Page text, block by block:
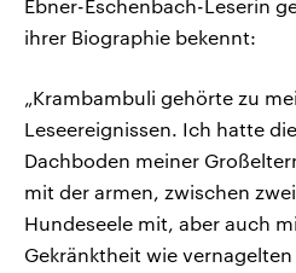
Ebner-Eschenbach-Leserin
ihrer Biographie bekennt:
„Krambambuli gehörte zu
Leseereignissen. Ich hatte
Dachboden meiner
mit der armen, zwischen
Hundeseele mit, aber auch
Gekränktheit wie